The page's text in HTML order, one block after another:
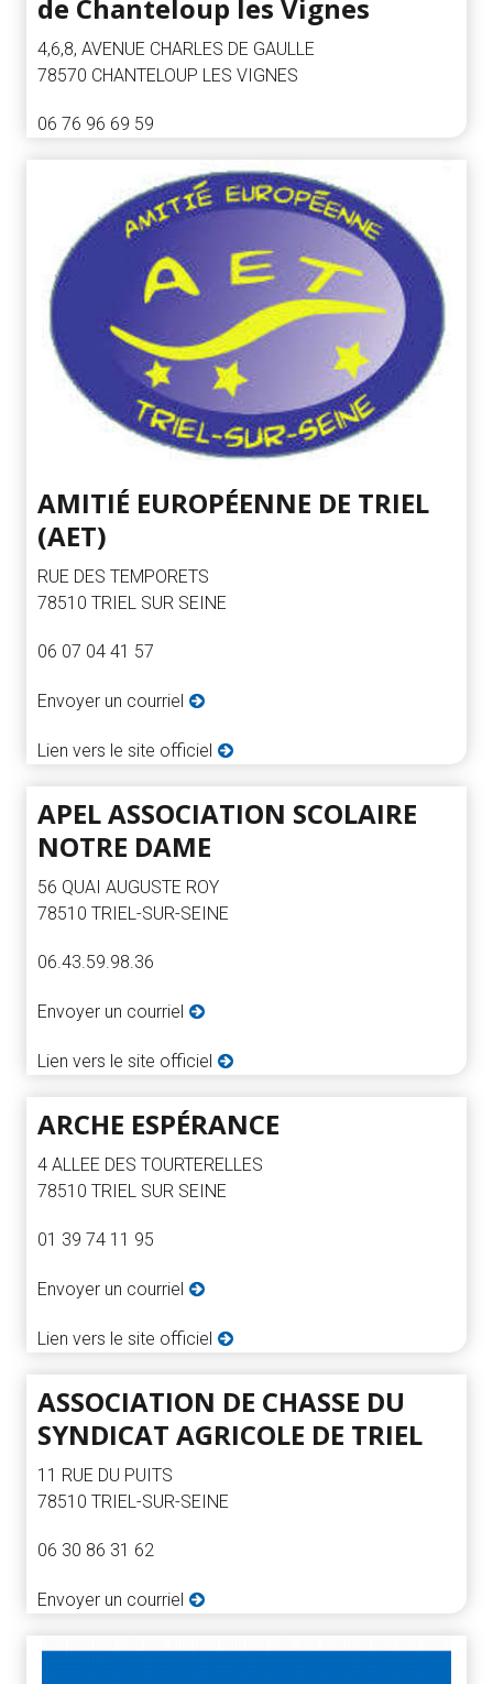
de
la
recherche
de Chanteloup les Vignes
4,6,8, AVENUE CHARLES DE GAULLE
78570 CHANTELOUP LES VIGNES
06 76 96 69 59
AMITIÉ EUROPÉENNE DE TRIEL
(AET)
RUE DES TEMPORETS
78510 TRIEL SUR SEINE
06 07 04 41 57
Envoyer un courriel
Lien vers le site officiel
APEL ASSOCIATION SCOLAIRE
NOTRE DAME
56 QUAI AUGUSTE ROY
78510 TRIEL-SUR-SEINE
06.43.59.98.36
Envoyer un courriel
Lien vers le site officiel
ARCHE ESPÉRANCE
4 ALLEE DES TOURTERELLES
78510 TRIEL SUR SEINE
01 39 74 11 95
Envoyer un courriel
Lien vers le site officiel
ASSOCIATION DE CHASSE DU
SYNDICAT AGRICOLE DE TRIEL
11 RUE DU PUITS
78510 TRIEL-SUR-SEINE
06 30 86 31 62
Envoyer un courriel